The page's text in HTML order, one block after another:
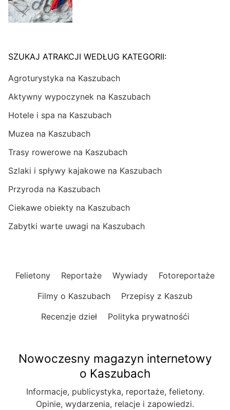
SZUKAJ ATRAKCJI WEDŁUG KATEGORII:
Agroturystyka na Kaszubach
Aktywny wypoczynek na Kaszubach
Hotele i spa na Kaszubach
Muzea na Kaszubach
Trasy rowerowe na Kaszubach
Szlaki i spływy kajakowe na Kaszubach
Przyroda na Kaszubach
Ciekawe obiekty na Kaszubach
Zabytki warte uwagi na Kaszubach
Felietony Reportaże Wywiady
Fotoreportaże
Filmy o Kaszubach
Przepisy z Kaszub
Recenzje dzieł
Polityka prywatnośći
Nowoczesny magazyn internetowy
o Kaszubach
Informacje, publicystyka, reportaże, felietony.
Opinie, wydarzenia, relacje i zapowiedzi.